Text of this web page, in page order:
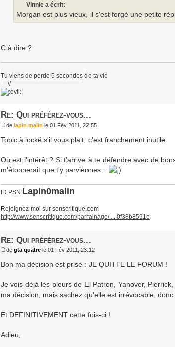
Vinnie a écrit:
Morgan est plus vieux, il s'est forgé une petite
C à dire ?
Tu viens de perde 5 secondes de ta vie
¯¯\/¯¯¯¯¯¯¯¯¯¯¯¯¯¯¯¯¯¯¯¯
Re: Qui préférez-vous...
de lapin malin le 01 Fév 2011, 22:55
Topic à locké s'il vous plait, c'est franchement inutile.
Où est l'intérêt ? Si t'arrive à te défendre avec de
m'étonnerait que t'y parviennes...
ID PSN:Lapin0malin
Rejoignez-moi sur senscritique.com
http://www.senscritique.com/parrainage/ ... 0f38b8591e
Re: Qui préférez-vous...
de gta quatrele 01 Fév 2011, 23:12
Bon ma décision est prise : JE QUITTE LE FORUM !
Je vois déjà les pleurs de El Patron, Yanover,
ma décision, mais sachez qu'elle est irrévocable, donc
Et DEFINITIVEMENT cette fois-ci !
Adieu,